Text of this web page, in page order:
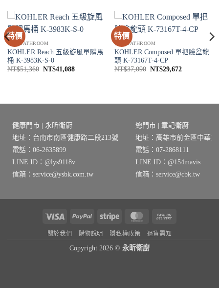
特價
衛浴 BATHROOM
KOHLER Reach 五級旋風單體馬
桶 K-3983K-S-0
NT$51,360 原
NT$41,088目
特價
衛浴 BATHROOM
KOHLER Composed 單把臉盆龍
頭 K-73167T-4-CP
NT$37,090 原
NT$29,672目
健康門市 | 永昕衛廚
地址：台南市南區健康路二段213號
電話：06-2635899
LINE ID：@lys9118v
信箱：service@ysbk.com.tw
總門市 | 章記衛廚
地址：高雄市前金區中華三
電話：07-2868111
LINE ID：@154mavis
信箱：service@cbk.tw
Visa PayPal Stripe MasterCard
關於我們 購物說明 隱私權政策 退貨需知
Copyright 2026 © 永昕衛廚